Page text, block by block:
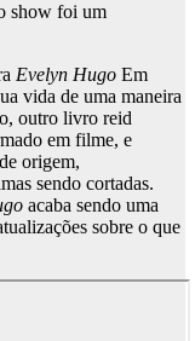
show foi um
Evelyn Hugo Em
vida de uma maneira
outro livro reid
em filme, e
origem,
sendo cortadas.
acaba sendo uma
sobre o que